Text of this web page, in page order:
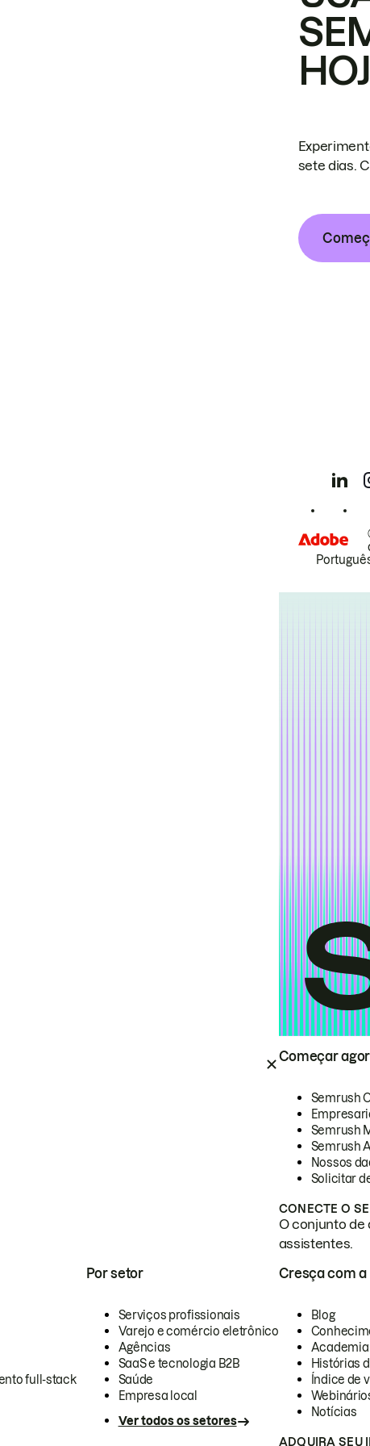
Começar
Semrush
Semrush
Semrush
Nossos
Solicitar
CONECTE O
O conjunto de
assistentes.
full-stack
Por setor
Serviços profissionais
Varejo e comércio eletrônico
Agências
SaaS e tecnologia B2B
Saúde
Empresa local
Ver todos os setores
Cresça com a
Blog
Academia
Histórias
Índice de
Notícias
ADQUIRA SEU
sete dias.